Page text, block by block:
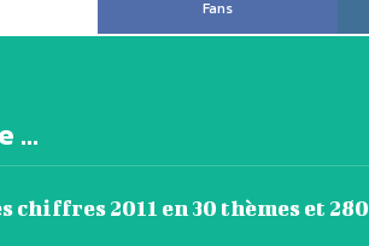
Fans
...
chiffres 2011 en 30 thèmes et 280